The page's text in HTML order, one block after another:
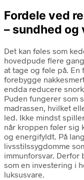
Fordele ved
– sundhed
Det kan føles som
hovedpude flere
at tage og føle på.
forebygge
endda reducere
Puden fungerer som
madrassen, hvilket
led. Ikke mindst
når kroppen føler sig
og energifyldt. På
livsstilssygdomme
immunforsvar.
som en investering i
luksusvare.